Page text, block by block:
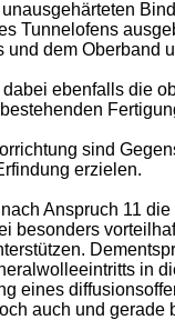
Tunnelofens
dem
ebenfalls die
sind
erzielen.
Anspruch 11
besonders
in
eines
auch und